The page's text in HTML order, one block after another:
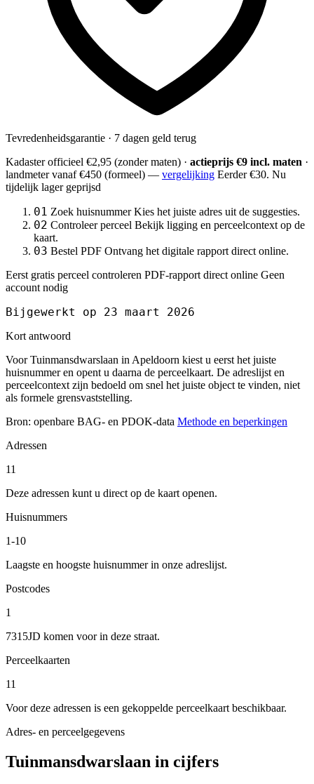
Tevredenheidsgarantie · 7 dagen geld terug
Kadaster officieel €2,95 (zonder maten) · actieprijs €9 incl. maten ·
landmetervanaf €450 (formeel) — vergelijking Eerder €30. Nu
tijdelijk lager geprijsd
01 Zoek huisnummer Kies het juiste adres uit de suggesties.
02 Controleer perceel Bekijk ligging en perceelcontext op de
kaart.
03 Bestel PDF Ontvang het digitale rapport direct online.
Eerst gratis perceel controleren PDF-rapport direct online Geen
account nodig
Bijgewerkt op 23 maart 2026
Kort antwoord
Voor Tuinmansdwarslaan in Apeldoorn kiest u eerst het juiste
huisnummer en opent u daarna de perceelkaart. De adreslijst en
perceelcontext zijn bedoeld om snel het juiste object te vinden, niet
als formele grensvaststelling.
Bron: openbare BAG- en PDOK-data Methode en beperkingen
Adressen
11
Deze adressen kunt u direct op de kaart openen.
Huisnummers
1-10
Laagste en hoogste huisnummer in onze adreslijst.
Postcodes
1
7315JD komen voor in deze straat.
Perceelkaarten
11
Voor deze adressen is een gekoppelde perceelkaart beschikbaar.
Adres- en perceelgegevens
Tuinmansdwarslaan in cijfers